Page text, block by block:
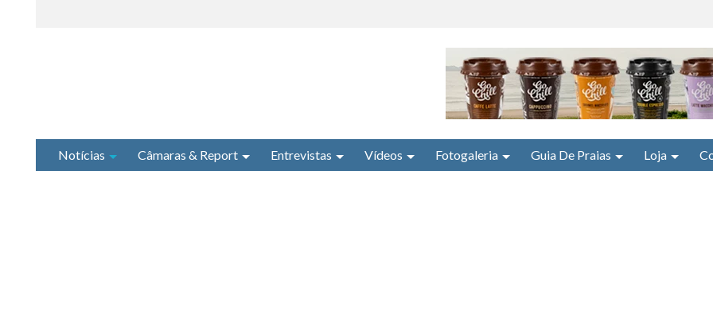
Notícias Câmaras & Report Entrevistas Vídeos Fotogaleria Guia De Praias Loja